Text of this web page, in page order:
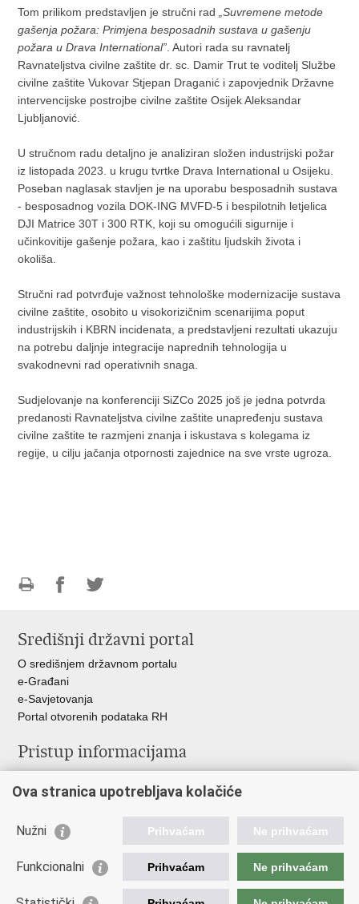
Tom prilikom predstavljen je stručni rad
„Suvremene metode
gašenja požara: Primjena besposadnih sustava u gašenju
požara u Drava International” . Autori rada su ravnatelj
Ravnateljstva civilne zaštite dr. sc. Damir Trut te voditelj Službe
civilne zaštite Vukovar Stjepan Draganić i zapovjednik Državne
intervencijske postrojbe civilne zaštite Osijek Aleksandar
Ljubljanović.
U stručnom radu detaljno je analiziran složen industrijski požar
iz listopada 2023. u krugu tvrtke Drava International u Osijeku.
Poseban naglasak stavljen je na uporabu besposadnih sustava
- besposadnog vozila DOK-ING MVFD-5 i bespilotnih letjelica
DJI Matrice 30T i 300 RTK, koji su omogućili sigurnije i
učinkovitije gašenje požara, kao i zaštitu ljudskih života i
okoliša.
Stručni rad potvrđuje važnost tehnološke modernizacije sustava
civilne zaštite, osobito u visokorizičnim scenarijima poput
industrijskih i KBRN incidenata, a predstavljeni rezultati ukazuju
na potrebu daljnje integracije naprednih tehnologija u
svakodnevni rad operativnih snaga.
Sudjelovanje na konferenciji SiZCo 2025 još je jedna potvrda
predanosti Ravnateljstva civilne zaštite unapređenju sustava
civilne zaštite te razmjeni znanja i iskustava s kolegama iz
regije, u cilju jačanja otpornosti zajednice na sve vrste ugroza.
FacebookuTwitteru
Središnji državni portal
O središnjem državnom portalu
e-Građani
e-Savjetovanja
Portal otvorenih podataka RH
Pristup informacijama
Savjetovanje
Zapošljavanje
Odnosi s javnošću
Važne poveznice
Ova stranica upotrebljava kolačiće
Nužni Prihvaćam Ne prihvaćam
Funkcionalni Prihvaćam Ne prihvaćam